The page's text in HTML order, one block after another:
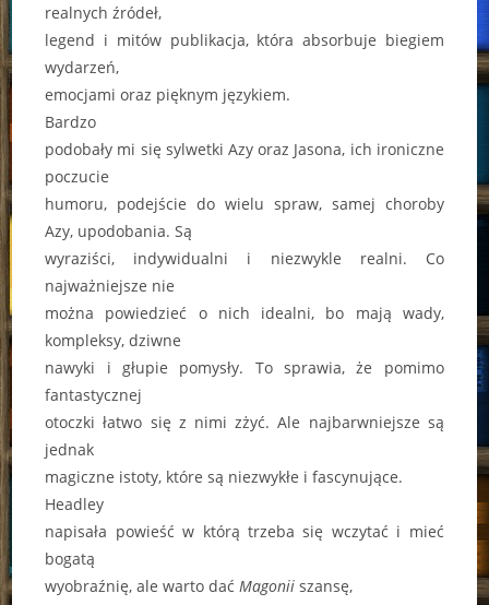
realnych źródeł,
legend i mitów publikacja, która absorbuje biegiem
wydarzeń,
emocjami oraz pięknym językiem.
Bardzo
podobały mi się sylwetki Azy oraz Jasona, ich ironiczne
poczucie
humoru, podejście do wielu spraw, samej choroby
Azy, upodobania. Są
wyraziści, indywidualni i niezwykle realni. Co
najważniejsze nie
można powiedzieć o nich idealni, bo mają wady,
kompleksy, dziwne
nawyki i głupie pomysły. To sprawia, że pomimo
fantastycznej
otoczki łatwo się z nimi zżyć. Ale najbarwniejsze są
jednak
magiczne istoty, które są niezwykłe i fascynujące.
Headley
napisała powieść w którą trzeba się wczytać i mieć
bogatą
wyobraźnię, ale warto daćMagoniiszansę,